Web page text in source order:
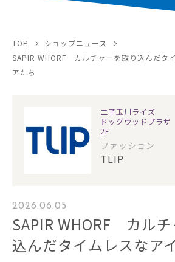
TOP
ショップニュース
SAPIR WHORF カルチャーを取り込んだタ
アたち
二子玉川ライズ
ドッグウッドプラザ
2F
ファッション
TLIP
2026.06.05
SAPIR WHORF カルチ
込んだタイムレスなア